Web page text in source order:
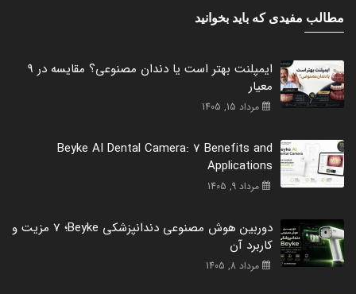
مطالب مفیدی که باید بخوانید
ایمپلنت بهتر است یا دندان مصنوعی؟ مقایسه در 9
معیار
مرداد 15, 1405
Beyke AI Dental Camera: 7 Benefits and
Applications
مرداد 9, 1405
دوربین هوش مصنوعی دندانپزشکی Beyke؛ 7 مزیت و
کاربرد آن
مرداد 8, 1405